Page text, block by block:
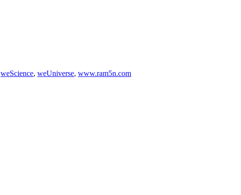
weScience, weUniverse, www.ram5n.com